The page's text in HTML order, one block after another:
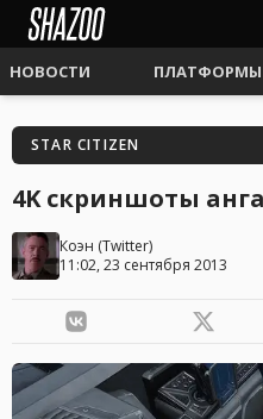
НОВОСТИ ПЛАТФОРМЫ
STAR CITIZEN
4K скриншоты
Коэн (Twitter)
11:02, 23 сентября 2013